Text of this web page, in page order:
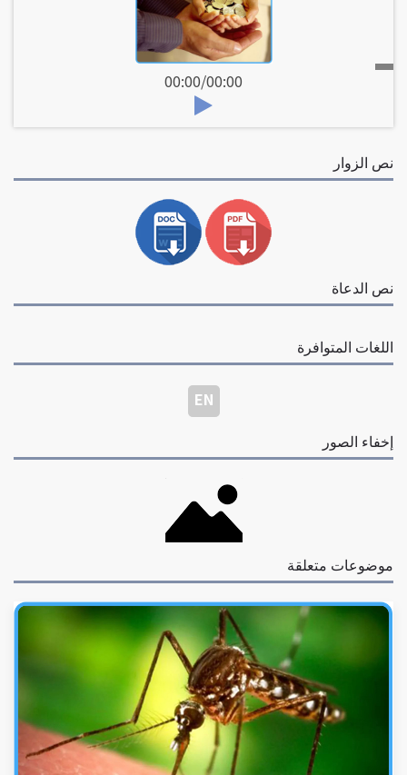
00:00/00:00
نص الزوار
نص الدعاة
اللغات المتوافرة
EN
إخفاء الصور
موضوعات متعلقة